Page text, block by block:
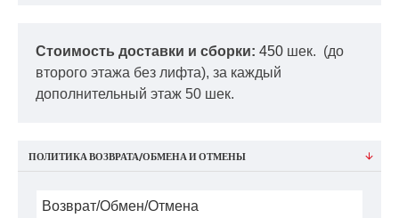
Стоимость доставки и сборки: 450 шек. (до
второго этажа без лифта), за каждый
дополнительный этаж 50 шек.
ПОЛИТИКА ВОЗВРАТА/ОБМЕНА И ОТМЕНЫ
Возврат/Обмен/Отмена